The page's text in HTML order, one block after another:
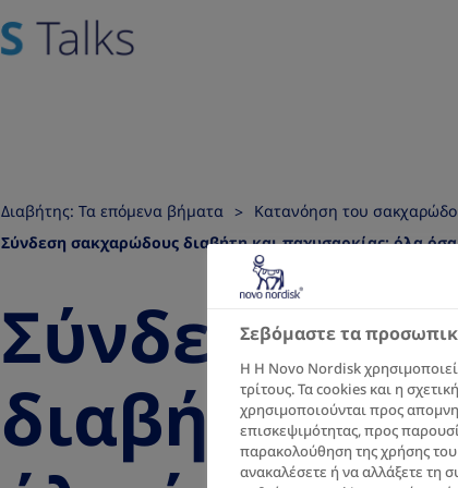
Διαβήτης: Τα επόμενα βήματα Κατανόηση του
Σύνδεση σακχαρώδους διαβήτη και παχυσαρκίας: όλα
Σύνδεση
διαβήτη
Σεβόμαστε τα
Η Η Novo Nordisk
τρίτους. Τα cookies και η
χρησιμοποιούνται προς
επισκεψιμότητας, προς
παρακολούθηση της χρήσης
ανακαλέσετε ή να αλλάξετε τη